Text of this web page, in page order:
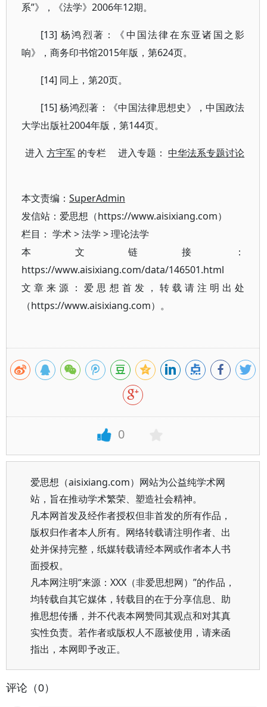
系”》，《法学》2006年12期。
[13] 杨鸿烈著：《中国法律在东亚诸国之影
响》，商务印书馆2015年版，第624页。
[14] 同上，第20页。
[15] 杨鸿烈著：《中国法律思想史》，中国政法
大学出版社2004年版，第144页。
进入方宇军 的专栏 进入专题：中华法系专题讨论
本文责编： SuperAdmin
发信站：爱思想（https://www.aisixiang.com）
栏目： 学术>法学 >理论法学
本文链接：
https://www.aisixiang.com/data/146501.html
文章来源：爱思想首发，转载请注明出处
（https://www.aisixiang.com）。
0
爱思想（aisixiang.com）网站为公益纯学术网
站，旨在推动学术繁荣、塑造社会精神。
凡本网首发及经作者授权但非首发的所有作品，
版权归作者本人所有。网络转载请注明作者、出
处并保持完整，纸媒转载请经本网或作者本人书
面授权。
凡本网注明“来源：XXX（非爱思想网）”的作品，
均转载自其它媒体，转载目的在于分享信息、助
推思想传播，并不代表本网赞同其观点和对其真
实性负责。若作者或版权人不愿被使用，请来函
指出，本网即予改正。
评论（0）